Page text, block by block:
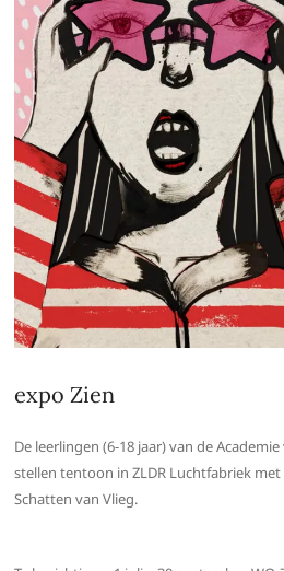
expo Zien
De leerlingen (6-18 jaar) van de
stellen tentoon in ZLDR Luchtfabriek
Schatten van Vlieg.